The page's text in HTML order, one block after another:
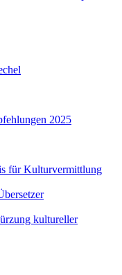
2025
für Kulturvermittlung
kultureller